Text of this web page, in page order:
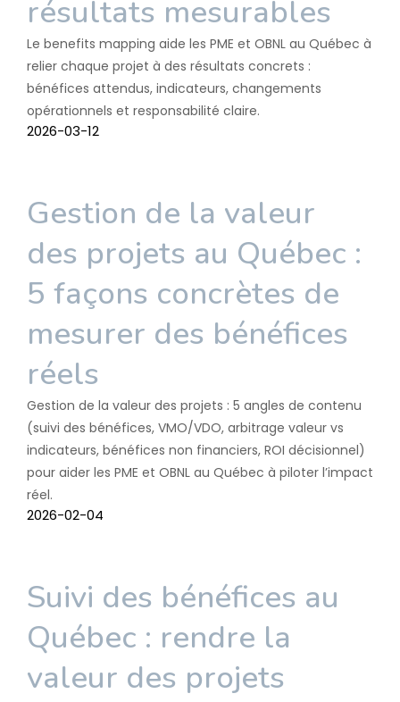
résultats mesurables
Le benefits mapping aide les PME et OBNL au Québec à
relier chaque projet à des résultats concrets :
bénéfices attendus, indicateurs, changements
opérationnels et responsabilité claire.
2026-03-12
Gestion de la valeur
des projets au Québec :
5 façons concrètes de
mesurer des bénéfices
réels
Gestion de la valeur des projets : 5 angles de contenu
(suivi des bénéfices, VMO/VDO, arbitrage valeur vs
indicateurs, bénéfices non financiers, ROI décisionnel)
pour aider les PME et OBNL au Québec à piloter l’impact
réel.
2026-02-04
Suivi des bénéfices au
Québec : rendre la
valeur des projets